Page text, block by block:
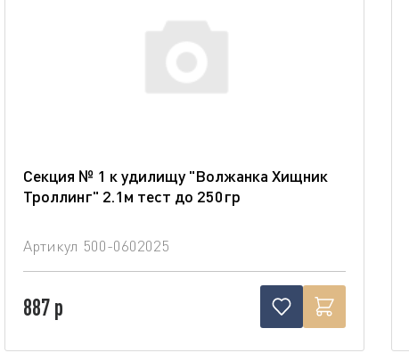
Секция № 1 к удилищу "Волжанка Хищник
Троллинг" 2.1м тест до 250гр
Артикул 500-0602025
887 р